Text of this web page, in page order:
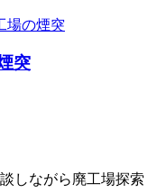
突
しながら廃工場探索